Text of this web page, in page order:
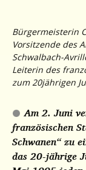
Bürgermeisterin
Vorsitzende des
Schwalbach-
Leiterin des
zum 20jährigen
Am 2. Juni
französischen
Schwanen“ zu
das 20-jährige